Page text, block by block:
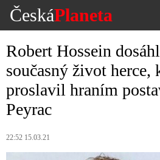
ČeskáPlaneta
Robert Hossein
současný život herce,
proslavil hraním
Peyrac
22:52 15.03.21